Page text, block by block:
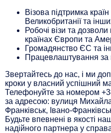
Візова підтримка
Великобританії та
Робочі візи та
країнах Європи та
Громадянство ЄС та
Працевлаштування за
Звертайтесь до нас, і ми
кроки у власний успішний
Телефонуйте за номером
за адресою: вулиця
Франківськ, Івано-
Будьте впевнені в якості
надійного партнера у